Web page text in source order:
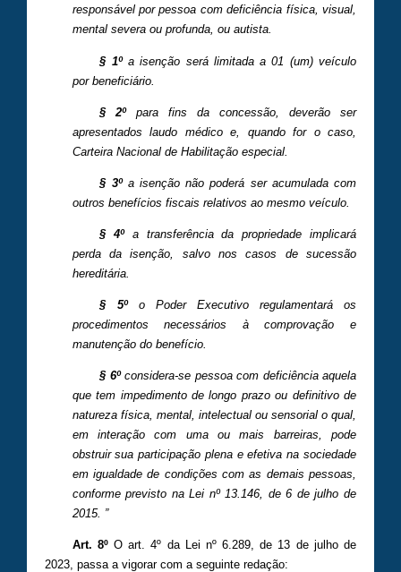
responsável por pessoa com deficiência física, visual,
mental severa ou profunda, ou autista.
§ 1ºa isenção será limitada a 01 (um) veículo
por beneficiário.
§ 2ºpara fins da concessão, deverão ser
apresentados laudo médico e, quando for o caso,
Carteira Nacional de Habilitação especial.
§ 3ºa isenção não poderá ser acumulada com
outros benefícios fiscais relativos ao mesmo veículo.
§ 4ºa transferência da propriedade implicará
perda da isenção, salvo nos casos de sucessão
hereditária.
§ 5ºo Poder Executivo regulamentará os
procedimentos necessários à comprovação e
manutenção do benefício.
§ 6ºconsidera-se pessoa com deficiência aquela
que tem impedimento de longo prazo ou definitivo de
natureza física, mental, intelectual ou sensorial o qual,
em interação com uma ou mais barreiras, pode
obstruir sua participação plena e efetiva na sociedade
em igualdade de condições com as demais pessoas,
conforme previsto na Lei nº 13.146, de 6 de julho de
2015. ”
Art. 8ºO art. 4º da Lei nº 6.289, de 13 de julho de
2023, passa a vigorar com a seguinte redação: